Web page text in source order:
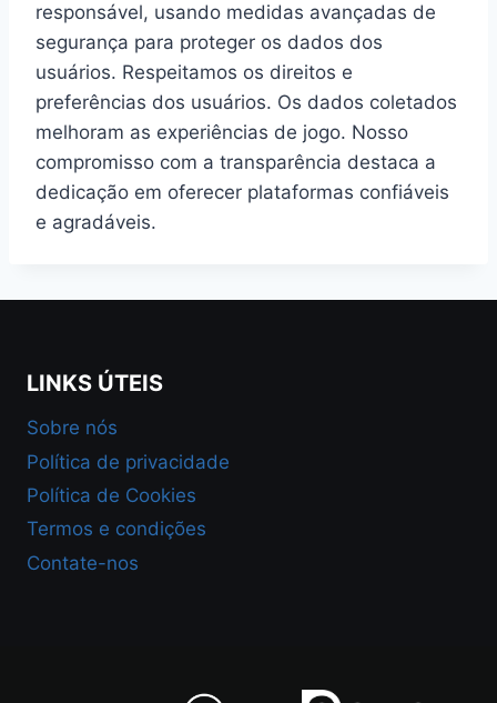
responsável, usando medidas avançadas de
segurança para proteger os dados dos
usuários. Respeitamos os direitos e
preferências dos usuários. Os dados coletados
melhoram as experiências de jogo. Nosso
compromisso com a transparência destaca a
dedicação em oferecer plataformas confiáveis
e agradáveis.
LINKS ÚTEIS
Sobre nós
Política de privacidade
Política de Cookies
Termos e condições
Contate-nos